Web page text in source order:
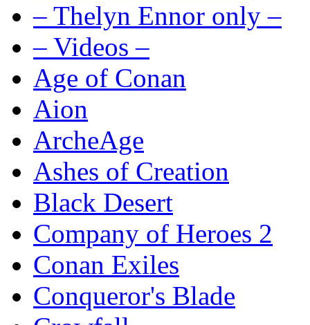
– Thelyn Ennor only –
– Videos –
Age of Conan
Aion
ArcheAge
Ashes of Creation
Black Desert
Company of Heroes 2
Conan Exiles
Conqueror's Blade